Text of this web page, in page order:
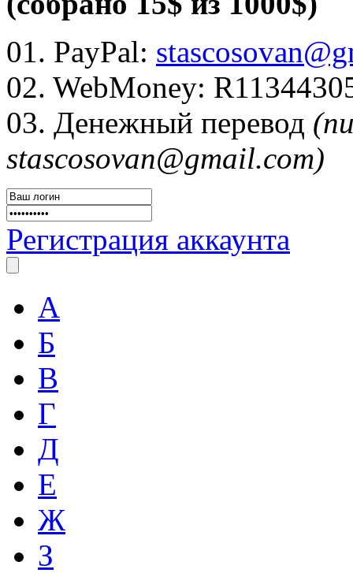
01. PayPal:
02. WebMoney:
03. Денежный перевод
stascosovan@gmail.com)
Регистрация аккаунта
А
Б
В
Г
Д
Е
Ж
З